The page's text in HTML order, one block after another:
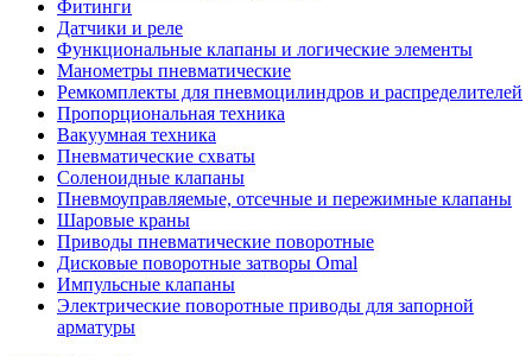
Фитинги
Датчики и реле
Функциональные клапаны и логические элементы
Манометры пневматические
Ремкомплекты для пневмоцилиндров и распределителей
Пропорциональная техника
Вакуумная техника
Пневматические схваты
Соленоидные клапаны
Пневмоуправляемые, отсечные и пережимные клапаны
Шаровые краны
Приводы пневматические поворотные
Дисковые поворотные затворы Omal
Импульсные клапаны
Электрические поворотные приводы для запорной
арматуры